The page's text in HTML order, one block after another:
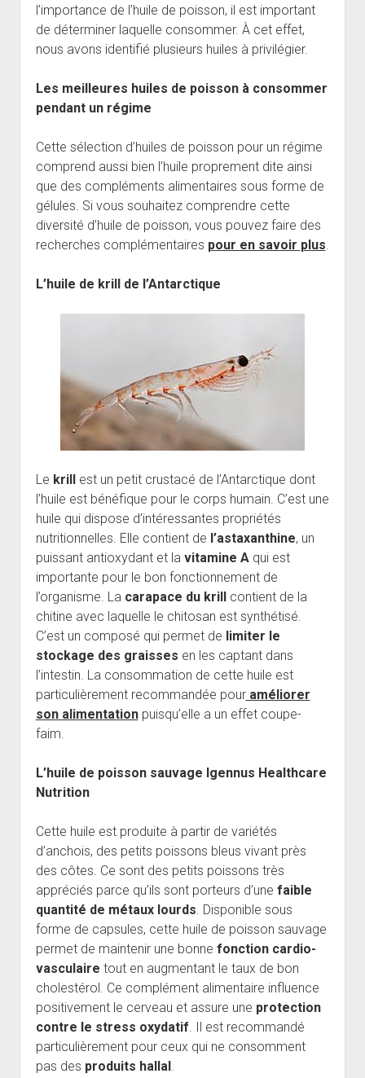
l’importance de l’huile de poisson, il est important
de déterminer laquelle consommer. À cet effet,
nous avons identifié plusieurs huiles à privilégier.
Les meilleures huiles de poisson à consommer
pendant un régime
Cette sélection d’huiles de poisson pour un régime
comprend aussi bien l’huile proprement dite ainsi
que des compléments alimentaires sous forme de
gélules. Si vous souhaitez comprendre cette
diversité d’huile de poisson, vous pouvez faire des
recherches complémentaires pour en savoir plus.
L’huile de krill de l’Antarctique
Le krillest un petit crustacé de l’Antarctique dont
l’huile est bénéfique pour le corps humain. C’est une
huile qui dispose d’intéressantes propriétés
nutritionnelles. Elle contient de l’astaxanthine, un
puissant antioxydant et la vitamine Aqui est
importante pour le bon fonctionnement de
l’organisme. La carapace du krillcontient de la
chitine avec laquelle le chitosan est synthétisé.
C’est un composé qui permet de limiter le
stockage des graisses en les captant dans
l’intestin. La consommation de cette huile est
particulièrement recommandée pouraméliorer
son alimentationpuisqu’elle a un effet coupe-
faim.
L’huile de poisson sauvage Igennus Healthcare
Nutrition
Cette huile est produite à partir de variétés
d’anchois, des petits poissons bleus vivant près
des côtes. Ce sont des petits poissons très
appréciés parce qu’ils sont porteurs d’une faible
quantité de métaux lourds. Disponible sous
forme de capsules, cette huile de poisson sauvage
permet de maintenir une bonne fonction cardio-
vasculaire tout en augmentant le taux de bon
cholestérol. Ce complément alimentaire influence
positivement le cerveau et assure une protection
contre le stress oxydatif. Il est recommandé
particulièrement pour ceux qui ne consomment
pas des produits hallal.